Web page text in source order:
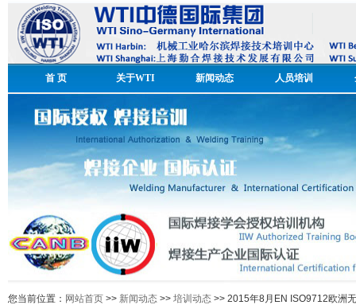
首 页 关于WTI 新闻动态 人员培训
您当前位置： 网站首页 >> 新闻动态 >> 培训动态 >> 2015年8月EN ISO9712欧洲